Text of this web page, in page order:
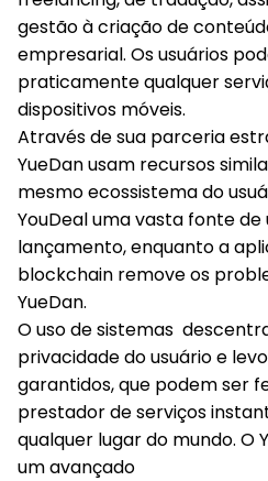
gestão à criação de
empresarial. Os usuários
praticamente qualquer
dispositivos móveis.
Através de sua parceria
YueDan usam recursos
mesmo ecossistema do
YouDeal uma vasta fonte de
lançamento, enquanto a
blockchain remove os
YueDan.
O uso de sistemas
privacidade do usuário e
garantidos, que podem ser
prestador de serviços
qualquer lugar do mundo. O
um avançado